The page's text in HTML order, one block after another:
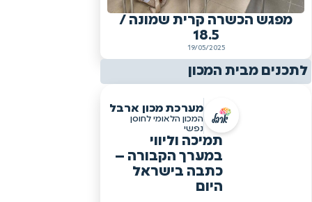
מפגש הכשרה קרית שמונה /
18.5
19/05/2025
לתכנים מבית המכון
מערכת מכון ארבל
המכון הלאומי לחוסן
נפשי
תמיכה וליווי
במערך הקבורה –
כתבה בישראל
היום